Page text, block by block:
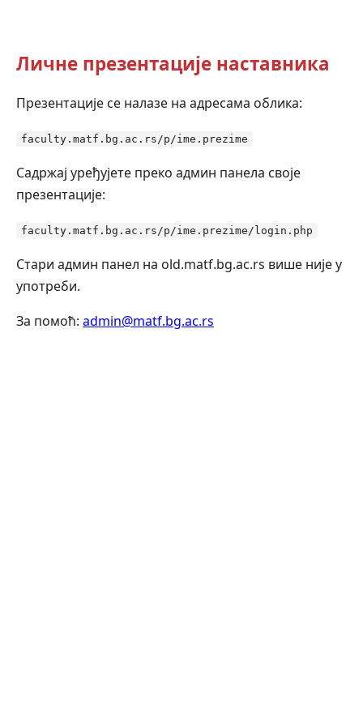
Личне презентације наставника
Презентације се налазе на адресама облика:
faculty.matf.bg.ac.rs/p/ime.prezime
Садржај уређујете преко админ панела своје
презентације:
faculty.matf.bg.ac.rs/p/ime.prezime/login.php
Стари админ панел на old.matf.bg.ac.rs више није у
употреби.
За помоћ: admin@matf.bg.ac.rs